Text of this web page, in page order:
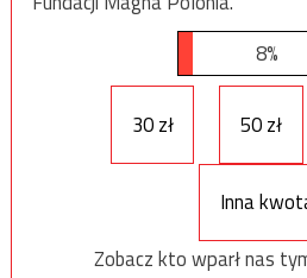
8%
30 zł 50 zł
Inna
Zobacz kto wparł nas